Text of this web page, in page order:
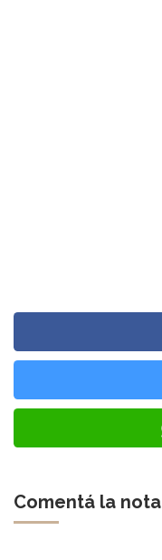
Comentá la nota